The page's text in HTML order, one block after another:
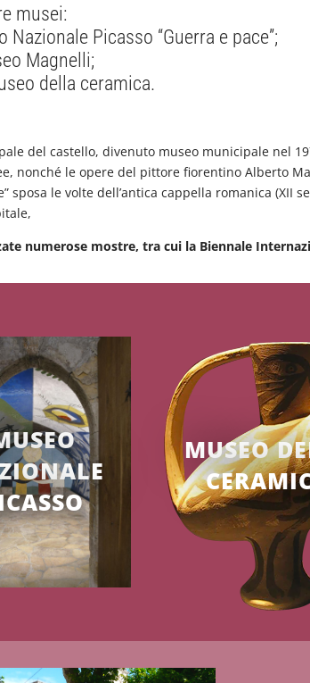
musei:
Nazionale Picasso “Guerra e pace”;
Magnelli;
della ceramica.
del castello, divenuto museo municipale nel
nonché le opere del pittore fiorentino Alberto
sposa le volte dell’antica cappella romanica
numerose mostre, tra cui la Biennale